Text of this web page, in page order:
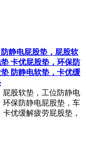
静电屁股垫，屁股软
卡优屁股垫，环保防
防静电软垫，卡优缓
屁股软垫，工位防静电
环保防静电屁股垫，车
优缓解疲劳屁股垫，